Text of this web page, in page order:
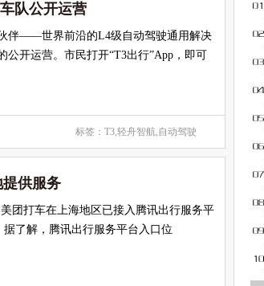
队公开运营
伴——世界前沿的L4级自动驾驶通用解决
公开运营。市民打开“T3出行”App，即可
标签： T3,轻舟智航,自动驾驶
供服务
团打车在上海地区已接入腾讯出行服务平
了解，腾讯出行服务平台入口位